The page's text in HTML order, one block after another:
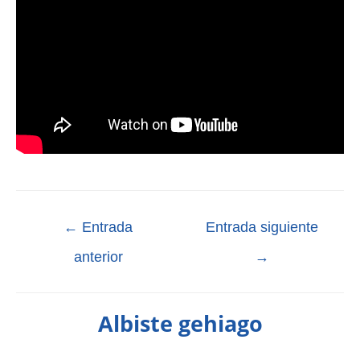
← Entrada
anterior
Entrada siguiente
→
Albiste gehiago